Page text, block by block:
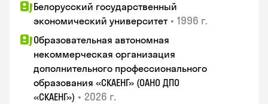
Белорусский государственный
экономический университет • 1996 г.
Образовательная автономная
некоммерческая организация
дополнительного профессионального
образования «СКАЕНГ» (ОАНО ДПО
«СКАЕНГ») • 2026 г.